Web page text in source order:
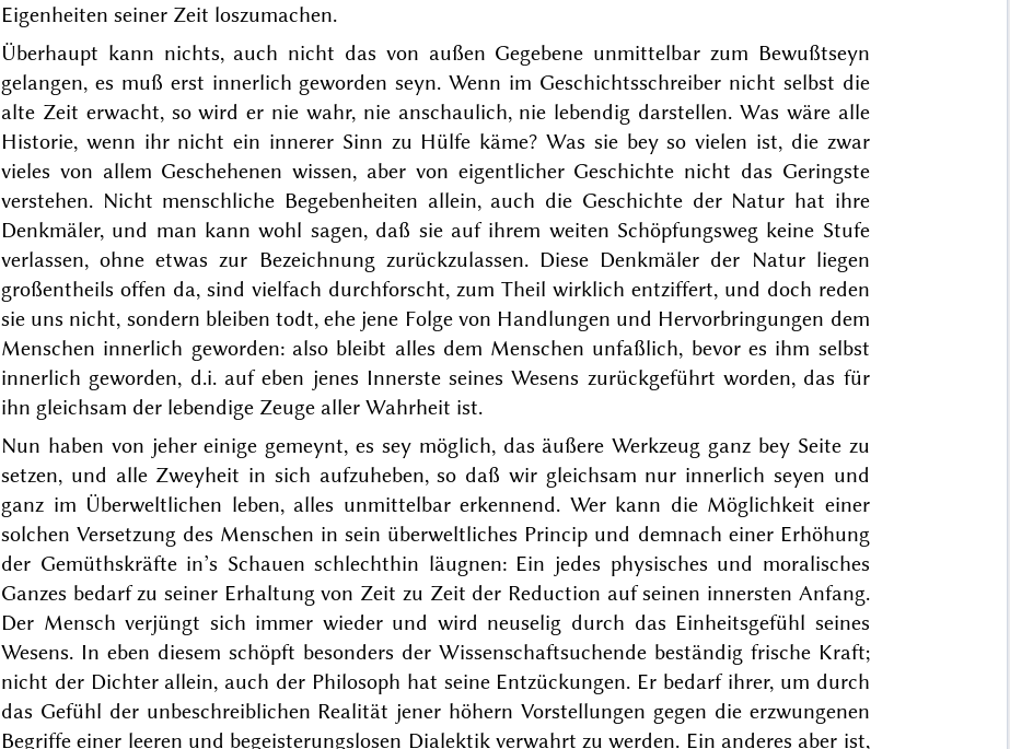
Eigenheiten seiner Zeit loszumachen.
Überhaupt kann nichts, auch nicht das von außen Gegebene unmittelbar zum Bewußtseyn
gelangen, es muß erst innerlich geworden seyn. Wenn im Geschichtsschreiber nicht selbst die
alte Zeit erwacht, so wird er nie wahr, nie anschaulich, nie lebendig darstellen. Was wäre alle
Historie, wenn ihr nicht ein innerer Sinn zu Hülfe käme? Was sie bey so vielen ist, die zwar
vieles von allem Geschehenen wissen, aber von eigentlicher Geschichte nicht das Geringste
verstehen. Nicht menschliche Begebenheiten allein, auch die Geschichte der Natur hat ihre
Denkmäler, und man kann wohl sagen, daß sie auf ihrem weiten Schöpfungsweg keine Stufe
verlassen, ohne etwas zur Bezeichnung zurückzulassen. Diese Denkmäler der Natur liegen
großentheils offen da, sind vielfach durchforscht, zum Theil wirklich entziffert, und doch reden
sie uns nicht, sondern bleiben todt, ehe jene Folge von Handlungen und Hervorbringungen dem
Menschen innerlich geworden: also bleibt alles dem Menschen unfaßlich, bevor es ihm selbst
innerlich geworden, d.i. auf eben jenes Innerste seines Wesens zurückgeführt worden, das für
ihn gleichsam der lebendige Zeuge aller Wahrheit ist.
Nun haben von jeher einige gemeynt, es sey möglich, das äußere Werkzeug ganz bey Seite zu
setzen, und alle Zweyheit in sich aufzuheben, so daß wir gleichsam nur innerlich seyen und
ganz im Überweltlichen leben, alles unmittelbar erkennend. Wer kann die Möglichkeit einer
solchen Versetzung des Menschen in sein überweltliches Princip und demnach einer Erhöhung
der Gemüthskräfte in’s Schauen schlechthin läugnen: Ein jedes physisches und moralisches
Ganzes bedarf zu seiner Erhaltung von Zeit zu Zeit der Reduction auf seinen innersten Anfang.
Der Mensch verjüngt sich immer wieder und wird neuselig durch das Einheitsgefühl seines
Wesens. In eben diesem schöpft besonders der Wissenschaftsuchende beständig frische Kraft;
nicht der Dichter allein, auch der Philosoph hat seine Entzückungen. Er bedarf ihrer, um durch
das Gefühl der unbeschreiblichen Realität jener höhern Vorstellungen gegen die erzwungenen
Begriffe einer leeren und begeisterungslosen Dialektik verwahrt zu werden. Ein anderes aber ist,